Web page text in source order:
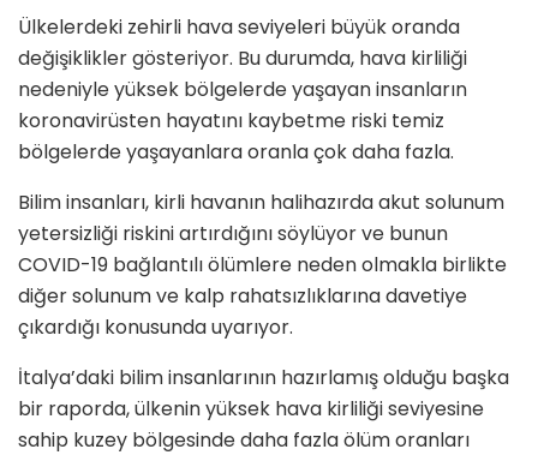
Ülkelerdeki zehirli hava seviyeleri büyük oranda
değişiklikler gösteriyor. Bu durumda, hava kirliliği
nedeniyle yüksek bölgelerde yaşayan insanların
koronavirüsten hayatını kaybetme riski temiz
bölgelerde yaşayanlara oranla çok daha fazla.
Bilim insanları, kirli havanın halihazırda akut solunum
yetersizliği riskini artırdığını söylüyor ve bunun
COVID-19 bağlantılı ölümlere neden olmakla birlikte
diğer solunum ve kalp rahatsızlıklarına davetiye
çıkardığı konusunda uyarıyor.
İtalya’daki bilim insanlarının hazırlamış olduğu başka
bir raporda, ülkenin yüksek hava kirliliği seviyesine
sahip kuzey bölgesinde daha fazla ölüm oranları